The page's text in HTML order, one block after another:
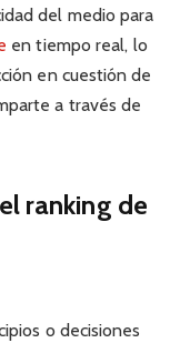
del medio para
en tiempo real, lo
en cuestión de
a través de
ranking de
o decisiones